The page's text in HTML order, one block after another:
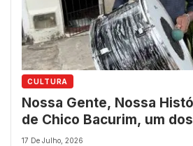
CULTURA
Nossa Gente, Nossa
de Chico Bacurim, um
música em Quixeramobim
17 De Julho, 2026